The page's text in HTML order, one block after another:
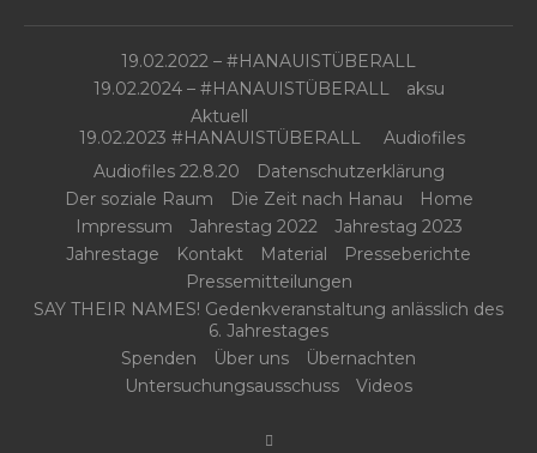
19.02.2022 – #HANAUISTÜBERALL
19.02.2024 – #HANAUISTÜBERALL
aksu
Aktuell
19.02.2023 #HANAUISTÜBERALL
Audiofiles
Audiofiles 22.8.20
Datenschutzerklärung
Der soziale Raum
Die Zeit nach Hanau
Home
Impressum
Jahrestag 2022
Jahrestag 2023
Jahrestage
Kontakt Material
Presseberichte
Pressemitteilungen
SAY THEIR NAMES! Gedenkveranstaltung anlässlich des
6. Jahrestages
Spenden
Über uns
Übernachten
Untersuchungsausschuss
Videos